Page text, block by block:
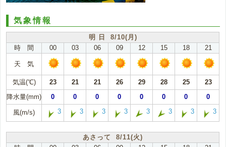
気象情報
明 日 8/10(月)
時 間
00 03 06 09 12 15 18 21
天 気
気温(℃) 23 21 21 26 29 28 25
23
降水量(mm)
0 0 0 0 0 0 0 0
風(m/s) 3 3 3 3 3 3 3 3
あさって 8/11(火)